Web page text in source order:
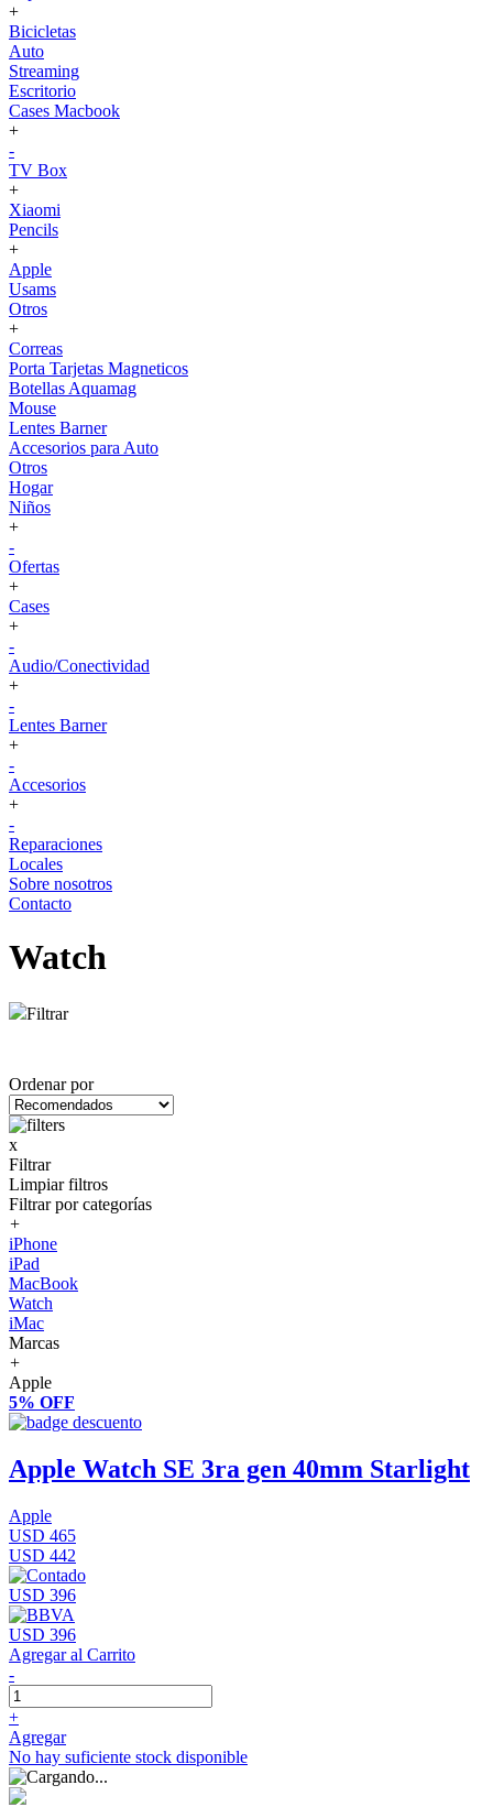
+
Bicicletas
Auto
Streaming
Escritorio
Cases Macbook
+
-
TV Box
+
Xiaomi
Pencils
+
Apple
Usams
Otros
+
Correas
Porta Tarjetas Magneticos
Botellas Aquamag
Mouse
Lentes Barner
Accesorios para Auto
Otros
Hogar
Niños
+
-
Ofertas
+
Cases
+
-
Audio/Conectividad
+
-
Lentes Barner
+
-
Accesorios
+
-
Reparaciones
Locales
Sobre nosotros
Contacto
Watch
Filtrar
Ordenar por
x
Filtrar
Limpiar filtros
Filtrar por categorías
+
iPhone
iPad
MacBook
Watch
iMac
Marcas
+
Apple
5% OFF
Apple Watch SE 3ra gen 40mm Starlight
Apple
USD 465
USD 442
USD 396
USD 396
Agregar al Carrito
-
+
Agregar
No hay suficiente stock disponible